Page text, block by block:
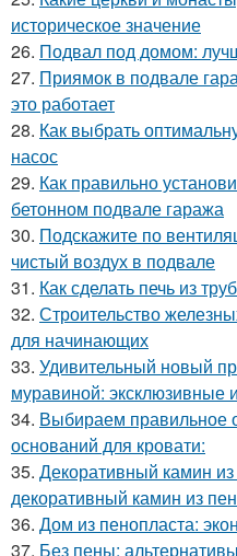
историческое значение
26. Подвал под домом:
27. Приямок в подвале
это работает
28. Как выбрать
насос
29. Как правильно
бетонном подвале гаража
30. Подскажите по
чистый воздух в подвале
31. Как сделать печь из
32. Строительство
для начинающих
33. Удивительный новый
муравиной: эксклюзивные
34. Выбираем правильное
оснований для кровати:
35. Декоративный камин
декоративный камин из
36. Дом из пенопласта:
37. Без пены: